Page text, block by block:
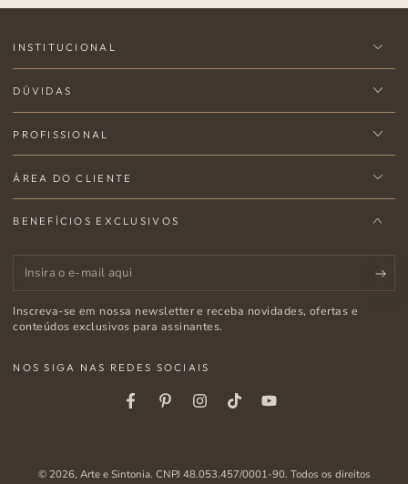
INSTITUCIONAL
DÚVIDAS
PROFISSIONAL
ÁREA DO CLIENTE
BENEFÍCIOS EXCLUSIVOS
Insira
o
e-
Inscreva-se em nossa newsletter e receba novidades, ofertas e
conteúdos exclusivos para assinantes.
NOS SIGA NAS REDES SOCIAIS
FacebookPinterestInstagramTiktokYoutube
© 2026, Arte e Sintonia. CNPJ 48.053.457/0001-90. Todos os direitos